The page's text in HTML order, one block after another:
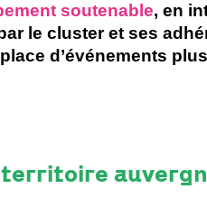
soutenable, en
le cluster et ses
d’événements